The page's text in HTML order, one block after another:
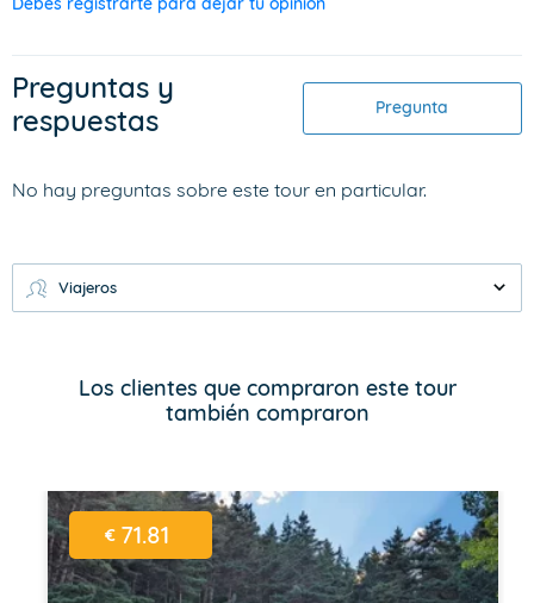
Preguntas y
respuestas
Pregunta
No hay preguntas sobre este tour en particular.
Viajeros
Los clientes que compraron este tour
también compraron
€71.81